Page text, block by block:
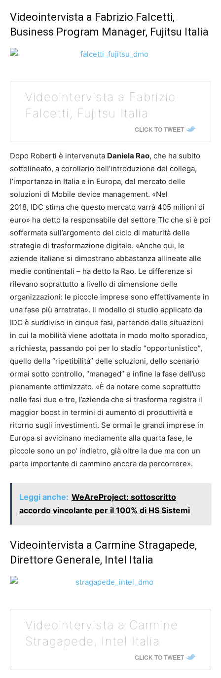
Videointervista a Fabrizio Falcetti,
Business Program Manager, Fujitsu Italia
Videointervista a Fabrizio
Falcetti, Fujitsu Italia
CLICK TO TWEET
Dopo Roberti è intervenuta Daniela Rao, che ha subito
sottolineato, a corollario dell’introduzione del collega,
l’importanza in Italia e in Europa, del mercato delle
soluzioni di Mobile device management. «Nel
2018, IDC stima che questo mercato varrà 405 milioni di
euro» ha detto la responsabile del settore Tlc che si è poi
soffermata sull’argomento del ciclo di maturità delle
strategie di trasformazione digitale. «Anche qui, le
aziende italiane si dimostrano abbastanza allineate alle
medie continentali – ha detto la Rao. Le differenze si
rilevano soprattutto a livello di dimensione delle
organizzazioni: le piccole imprese sono effettivamente in
una fase più arretrata». Il modello di studio applicato da
IDC è suddiviso in cinque fasi, partendo dalle situazioni
in cui la mobilità viene adottata in modo molto sporadico,
a richiesta, passando poi per lo stadio “opportunistico”,
quello della “ripetibilità” delle soluzioni, dello scenario
ormai sotto controllo, “managed” e infine la fase dell’uso
pienamente ottimizzato. «È da notare come soprattutto
nelle fasi due e tre, l’azienda che si trasforma registra il
maggior boost in termini di aumento di produttività e
ritorno sugli investimenti. Se ormai le grandi imprese in
Europa si avvicinano mediamente alla quarta fase, le
piccole sono un po’ indietro, già oltre la due ma con un
parte importante di cammino ancora da percorrere».
Leggi anche: WeAreProject: sottoscritto
accordo vincolante per il 100% di HS Sistemi
Videointervista a Carmine Stragapede,
Direttore Generale, Intel Italia
Videointervista a Carmine
Stragapede, Intel Italia
CLICK TO TWEET